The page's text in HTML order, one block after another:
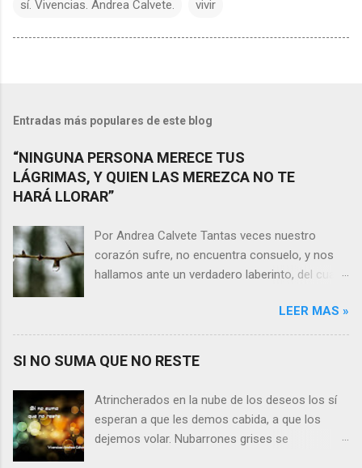
sí. Vivencias. Andrea Calvete. vivir
Entradas más populares de este blog
“NINGUNA PERSONA MERECE TUS
LÁGRIMAS, Y QUIEN LAS MEREZCA NO TE
HARÁ LLORAR”
Por Andrea Calvete Tantas veces nuestro
corazón sufre, no encuentra consuelo, y nos
hallamos ante un verdadero laberinto, del cual
razones pierden el sentido, y las respuestas se
alejan tan distantes que no alcanzamos a
nuestras lágrimas?, quizás quien esté
Por otra parte, si nos ponemos a pensar en
algún momento de la vida todos hemos sufrido
LEER MAS »
SI NO SUMA QUE NO RESTE
Atrincherados en la nube de los deseos los sí
esperan a que les demos cabida, a que los
dejemos volar. Nubarrones grises se